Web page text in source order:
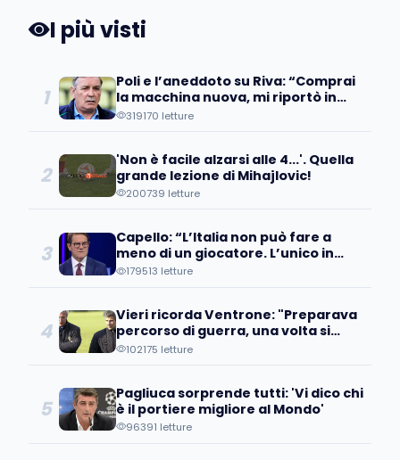
I più visti
1
Poli e l’aneddoto su Riva: “Comprai
la macchina nuova, mi riportò in
concessionaria per lasciarla…”
319170 letture
2
'Non è facile alzarsi alle 4...'. Quella
grande lezione di Mihajlovic!
200739 letture
3
Capello: “L’Italia non può fare a
meno di un giocatore. L’unico in
grado di…”
179513 letture
4
Vieri ricorda Ventrone: "Preparava
percorso di guerra, una volta si
inventò una seduta di addominali
102175 letture
5
Pagliuca sorprende tutti: 'Vi dico chi
è il portiere migliore al Mondo'
96391 letture